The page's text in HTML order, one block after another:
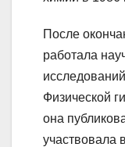
После
работала
Физической
она
участвовала